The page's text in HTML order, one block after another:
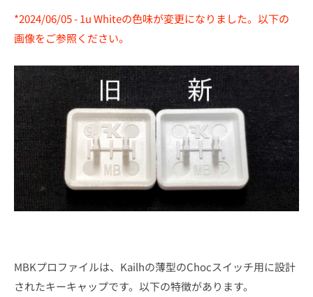
*2024/06/05 - 1u Whiteの色味が変更になりました。以下の
画像をご参照ください。
MBKプロファイルは、Kailhの薄型のChocスイッチ用に設計
されたキーキャップです。以下の特徴があります。